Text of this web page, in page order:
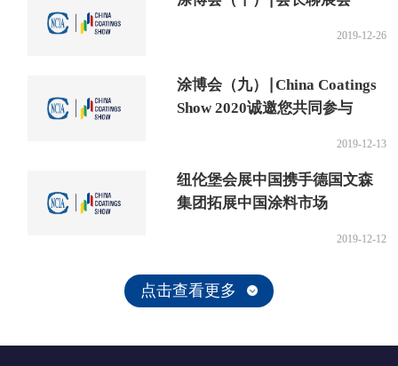
2019-12-26
涂博会（九）∣China Coatings
Show 2020诚邀您共同参与
2019-12-13
纽伦堡会展中国携手德国文森
集团拓展中国涂料市场
2019-12-12
点击查看更多